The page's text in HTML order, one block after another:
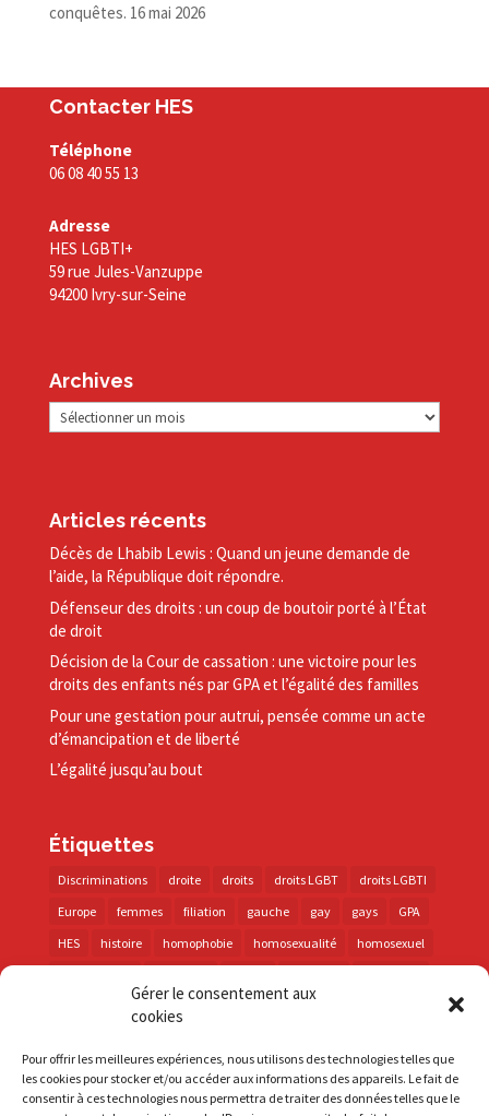
Gérer le consentement aux
cookies
Pour offrir les meilleures expériences, nous utilisons des technologies telles que
les cookies pour stocker et/ou accéder aux informations des appareils. Le fait de
consentir à ces technologies nous permettra de traiter des données telles que le
conquêtes. 16 mai 2026
Contacter HES
Téléphone
06 08 40 55 13
Adresse
HES LGBTI+
59 rue Jules-Vanzuppe
94200 Ivry-sur-Seine
Archives
Archives
Articles récents
Décès de Lhabib Lewis : Quand un jeune demande de
l’aide, la République doit répondre.
Défenseur des droits : un coup de boutoir porté à l’État
de droit
Décision de la Cour de cassation : une victoire pour les
droits des enfants nés par GPA et l’égalité des familles
Pour une gestation pour autrui, pensée comme un acte
d’émancipation et de liberté
L’égalité jusqu’au bout
Étiquettes
Discriminations droite droits droits LGBT
droits LGBTI
Europe
femmes filiation gauche gay gays
GPA
HES
histoire homophobie homosexualité
homosexuel
PMA police
prévention
santé
sida trans transphobie UE Union européenne